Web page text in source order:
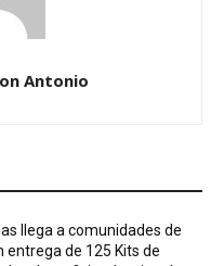
Antonio
llega a comunidades de
entrega de 125 Kits de